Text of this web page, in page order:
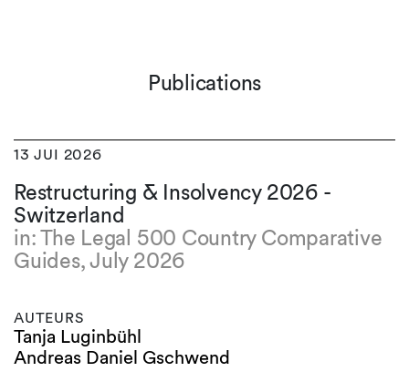
Publications
13 JUI 2026
Restructuring & Insolvency 2026 -
Switzerland
in: The Legal 500 Country Comparative
Guides, July 2026
AUTEURS
Tanja Luginbühl
Andreas Daniel Gschwend